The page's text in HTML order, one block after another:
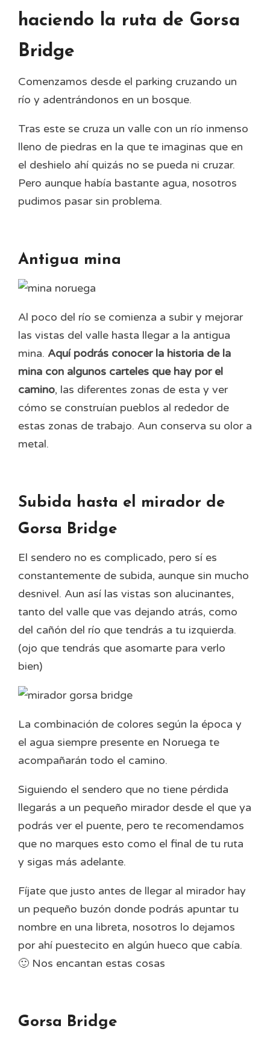
haciendo la ruta de Gorsa
Bridge
Comenzamos desde el parking cruzando un
río y adentrándonos en un bosque.
Tras este se cruza un valle con un río inmenso
lleno de piedras en la que te imaginas que en
el deshielo ahí quizás no se pueda ni cruzar.
Pero aunque había bastante agua, nosotros
pudimos pasar sin problema.
Antigua mina
Al poco del río se comienza a subir y mejorar
las vistas del valle hasta llegar a la antigua
mina. Aquí podrás conocer la historia de la
mina con algunos carteles que hay por el
camino, las diferentes zonas de esta y ver
cómo se construían pueblos al rededor de
estas zonas de trabajo. Aun conserva su olor a
metal.
Subida hasta el mirador de
Gorsa Bridge
El sendero no es complicado, pero sí es
constantemente de subida, aunque sin mucho
desnivel. Aun así las vistas son alucinantes,
tanto del valle que vas dejando atrás, como
del cañón del río que tendrás a tu izquierda.
(ojo que tendrás que asomarte para verlo
bien)
La combinación de colores según la época y
el agua siempre presente en Noruega te
acompañarán todo el camino.
Siguiendo el sendero que no tiene pérdida
llegarás a un pequeño mirador desde el que ya
podrás ver el puente, pero te recomendamos
que no marques esto como el final de tu ruta
y sigas más adelante.
Fíjate que justo antes de llegar al mirador hay
un pequeño buzón donde podrás apuntar tu
nombre en una libreta, nosotros lo dejamos
por ahí puestecito en algún hueco que cabía.
🙂 Nos encantan estas cosas
Gorsa Bridge